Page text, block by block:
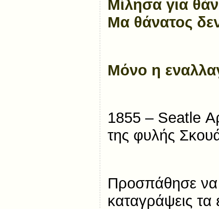
Μίλησα για
Μα θάνατος
Μόνο η
1855 – Seatle
της φυλής
Προσπάθησε να
καταγράψεις τα